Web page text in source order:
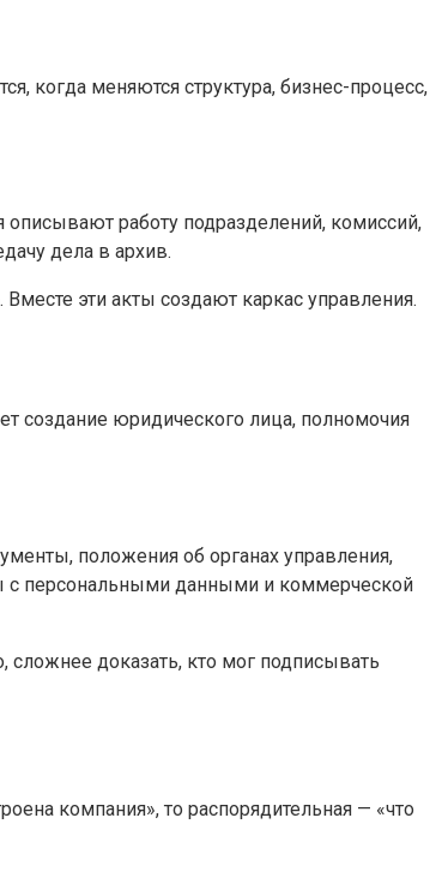
когда меняются структура, бизнес-процесс,
работу подразделений, комиссий,
дела в архив.
эти акты создают каркас управления.
создание юридического лица, полномочия
положения об органах управления,
с персональными данными и коммерческой
сложнее доказать, кто мог подписывать
компания», то распорядительная — «что